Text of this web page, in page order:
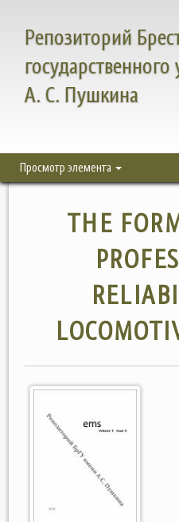
Репозиторий
А. С. Пушкина
Просмотр элемента
THE